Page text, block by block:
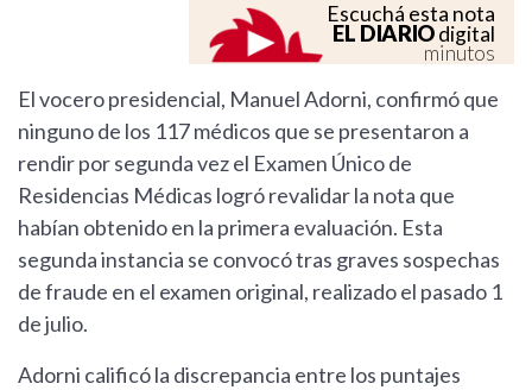
Escuchá esta nota
EL DIARIOdigital
minutos
El vocero presidencial, Manuel Adorni, confirmó que
ninguno de los 117 médicos que se presentaron a
rendir por segunda vez el Examen Único de
Residencias Médicas logró revalidar la nota que
habían obtenido en la primera evaluación. Esta
segunda instancia se convocó tras graves sospechas
de fraude en el examen original, realizado el pasado 1
de julio.
Adorni calificó la discrepancia entre los puntajes